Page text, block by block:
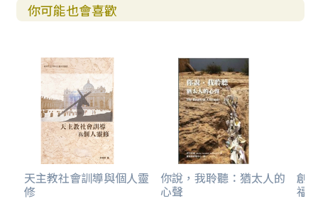
你可能也會喜歡
天主教社會訓導與個人靈
修
你說，我聆聽：猶太人的
心聲
創
福.